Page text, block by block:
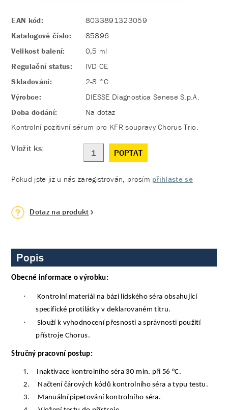
EAN kód:
8033891323059
Katalogové číslo:
85896
Velikost balení:
0,5 ml
Regulační status:
IVD CE
Skladování:
2-8 °C
Výrobce:
DIESSE Diagnostica Senese S.p.A.
Doba dodání:
Na dotaz
Kontrolní pozitivní sérum pro KFR soupravy Chorus Trio.
Vložit ks: POPTAT
Pokud jste již u nás zaregistrován, prosím přihlaste se
Dotaz na produkt
Popis
Obecné informace o výrobku:
·
Kontrolní materiál na bázi lidského séra obsahující
specifické protilátky v deklarovaném titru.
·
Slouží k vyhodnocení přesnosti a správnosti použití
přístroje Chorus.
Stručný pracovní postup:
1.
Inaktivace kontrolního séra 30 min. při 56 °C.
2.
Načtení čárových kódů kontrolního séra a typu testu.
3.
Manuální pipetování kontrolního séra.